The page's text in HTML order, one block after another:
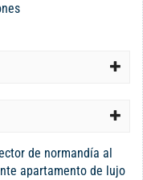
de normandía al
apartamento de lujo